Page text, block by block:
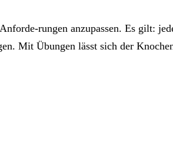
rungen anzupassen. Es gilt:
Mit Übungen lässt sich der